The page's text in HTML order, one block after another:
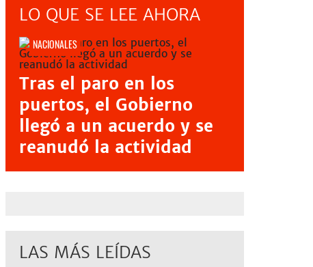
LO QUE SE LEE AHORA
NACIONALES
Tras el paro en los
puertos, el Gobierno
llegó a un acuerdo y se
reanudó la actividad
LAS MÁS LEÍDAS